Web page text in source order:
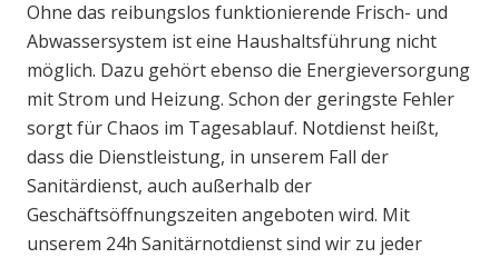
Ohne das reibungslos funktionierende Frisch- und
Abwassersystem ist eine Haushaltsführung nicht
möglich. Dazu gehört ebenso die Energieversorgung
mit Strom und Heizung. Schon der geringste Fehler
sorgt für Chaos im Tagesablauf. Notdienst heißt,
dass die Dienstleistung, in unserem Fall der
Sanitärdienst, auch außerhalb der
Geschäftsöffnungszeiten angeboten wird. Mit
unserem 24h Sanitärnotdienst sind wir zu jeder